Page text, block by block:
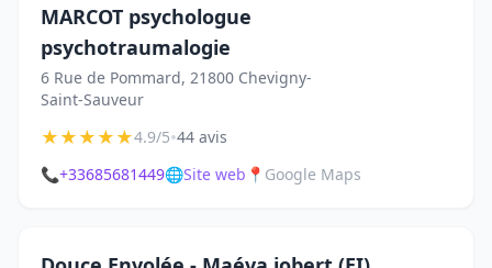
MARCOT psychologue
psychotraumalogie
6 Rue de Pommard, 21800 Chevigny-
Saint-Sauveur
★★★★★4.9/5•44 avis
📞+33685681449🌐Site web 📍 Google Maps